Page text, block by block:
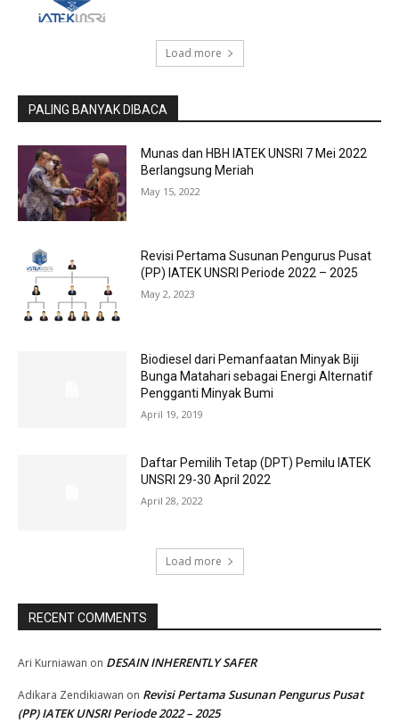
Load more
PALING BANYAK DIBACA
Munas dan HBH IATEK UNSRI 7 Mei 2022
Berlangsung Meriah
May 15, 2022
Revisi Pertama Susunan Pengurus Pusat
(PP) IATEK UNSRI Periode 2022 – 2025
May 2, 2023
Biodiesel dari Pemanfaatan Minyak Biji
Bunga Matahari sebagai Energi Alternatif
Pengganti Minyak Bumi
April 19, 2019
Daftar Pemilih Tetap (DPT) Pemilu IATEK
UNSRI 29-30 April 2022
April 28, 2022
Load more
RECENT COMMENTS
Ari Kurniawan on DESAIN INHERENTLY SAFER
Adikara Zendikiawan on Revisi Pertama Susunan Pengurus Pusat
(PP) IATEK UNSRI Periode 2022 – 2025